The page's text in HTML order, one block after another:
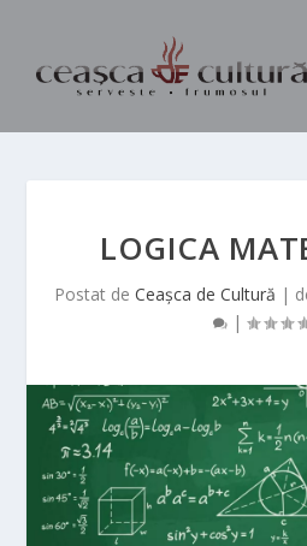
LOGICA
Postat de Ceașca de Cultură |
|